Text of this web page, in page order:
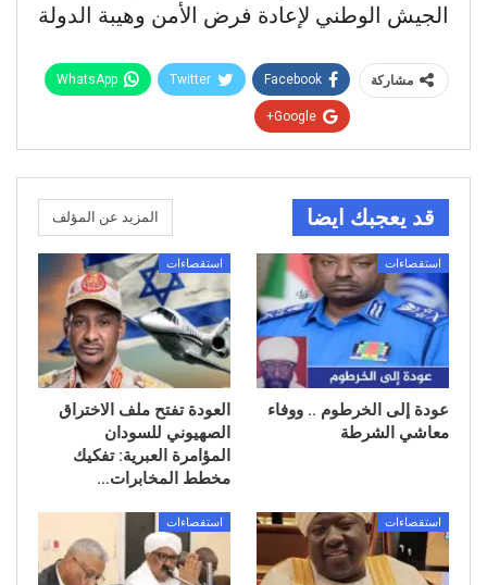
الجيش الوطني لإعادة فرض الأمن وهيبة الدولة
مشاركة Facebook
Twitter
WhatsApp
Google+
قد يعجبك ايضا المزيد عن المؤلف
استقصاءات
عودة إلى الخرطوم .. ووفاء
معاشي الشرطة
استقصاءات
العودة تفتح ملف الاختراق
الصهيوني للسودان
المؤامرة العبرية: تفكيك
مخطط المخابرات…
استقصاءات استقصاءات